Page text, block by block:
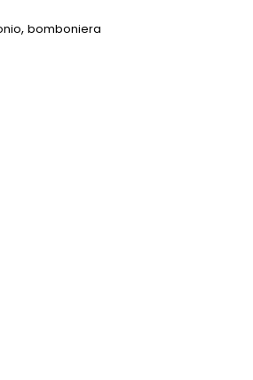
,bomboniera